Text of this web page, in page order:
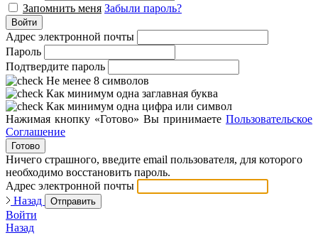
Запомнить меня Забыли пароль?
Войти
Адрес электронной почты
Пароль
Подтвердите пароль
Не менее 8 символов
Как минимум одна заглавная буква
Как минимум одна цифра или символ
Нажимая кнопку «Готово» Вы принимаете Пользовательское
Соглашение
Готово
Ничего страшного, введите email пользователя, для которого
необходимо восстановить пароль.
Адрес электронной почты
Назад
Отправить
Войти
Назад